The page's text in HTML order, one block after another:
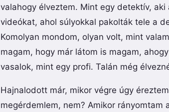
valahogy élveztem. Mint egy detektív,
videókat, ahol súlyokkal pakolták tele a
Komolyan mondom, olyan volt, mint
magam, hogy már látom is magam,
vasalok, mint egy profi. Talán még
Hajnalodott már, mikor végre úgy
megérdemlem, nem? Amikor rányomtam